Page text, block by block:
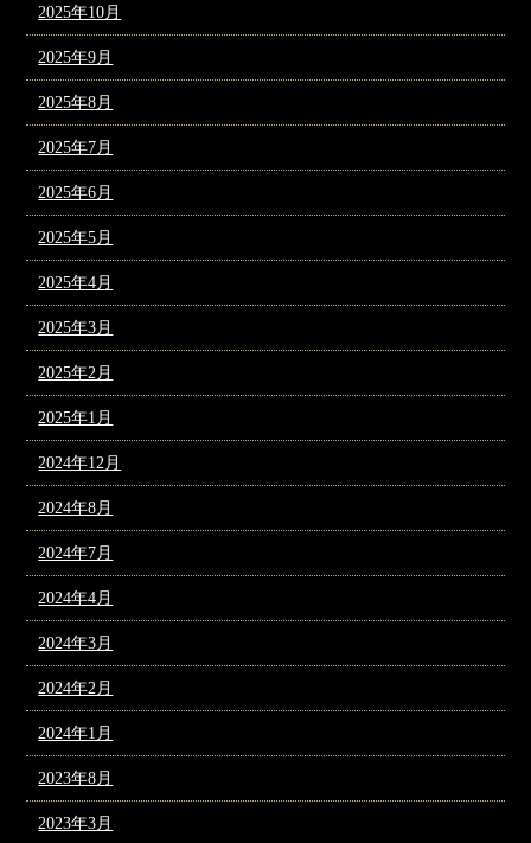
2025年10月
2025年9月
2025年8月
2025年7月
2025年6月
2025年5月
2025年4月
2025年3月
2025年2月
2025年1月
2024年12月
2024年8月
2024年7月
2024年4月
2024年3月
2024年2月
2024年1月
2023年8月
2023年3月